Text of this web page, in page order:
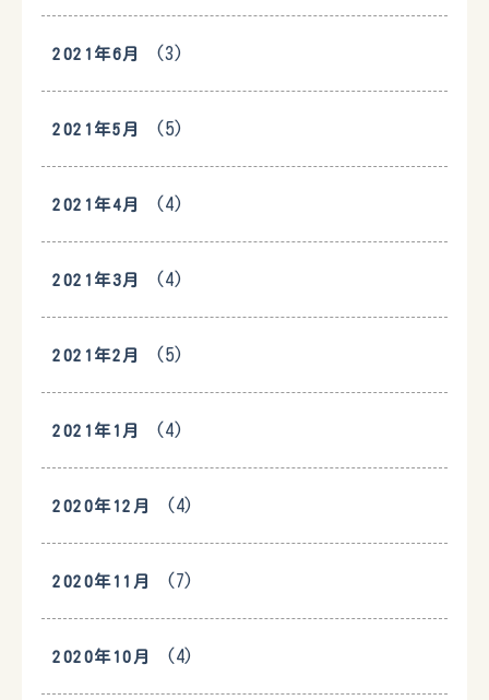
2021年6月 (3)
2021年5月 (5)
2021年4月 (4)
2021年3月 (4)
2021年2月 (5)
2021年1月 (4)
2020年12月 (4)
2020年11月 (7)
2020年10月 (4)